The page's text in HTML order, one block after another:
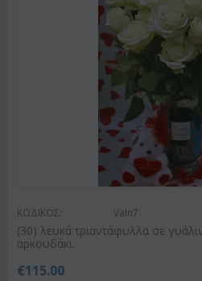
ΚΩΔΙΚΟΣ: Valn7
(30) λευκά τριαντάφυλλα σε
αρκουδάκι.
€115.00